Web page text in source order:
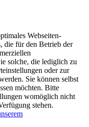
Webseiten-
die für den Betrieb der
solche, die lediglich zu
oder zur
Sie können selbst
möchten. Bitte
womöglich nicht
stehen.